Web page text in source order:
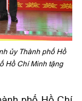
ủy Thành phố Hồ
Hồ Chí Minh tặng